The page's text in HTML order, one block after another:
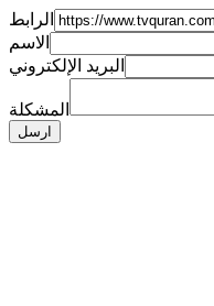
الرابط
الاسم
البريد الإلكتروني
المشكلة
ارسل